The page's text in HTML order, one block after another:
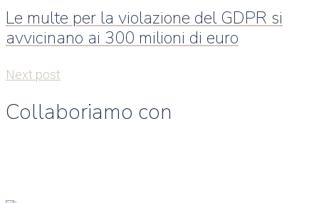
Le multe per la violazione del GDPR si
avvicinano ai 300 milioni di euro
Next post
Collaboriamo con